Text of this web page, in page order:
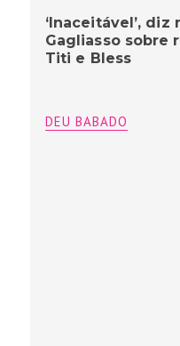
‘Inaceitável’,
Gagliasso sobre
Titi e Bless
DEU BABADO